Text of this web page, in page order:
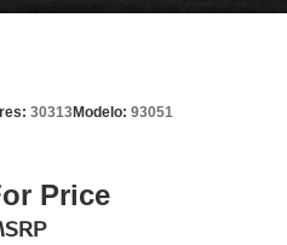
30313Modelo: 93051
Price